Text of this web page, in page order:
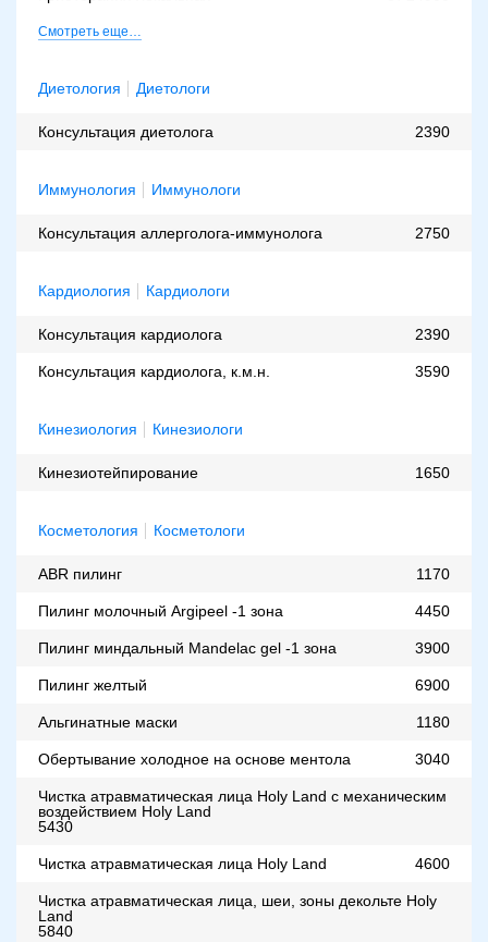
Смотреть еще…
Диетология Диетологи
Консультация диетолога 2390
Иммунология Иммунологи
Консультация аллерголога-иммунолога 2750
Кардиология Кардиологи
Консультация кардиолога 2390
Консультация кардиолога, к.м.н. 3590
Кинезиология Кинезиологи
Кинезиотейпирование 1650
Косметология Косметологи
ABR пилинг 1170
Пилинг молочный Argipeel -1 зона 4450
Пилинг миндальный Мandelac gel -1 зона 3900
Пилинг желтый 6900
Альгинатные маски 1180
Обертывание холодное на основе ментола 3040
Чистка атравматическая лица Holy Land с механическим
воздействием Holy Land
5430
Чистка атравматическая лица Holy Land 4600
Чистка атравматическая лица, шеи, зоны декольте Holy
Land
5840